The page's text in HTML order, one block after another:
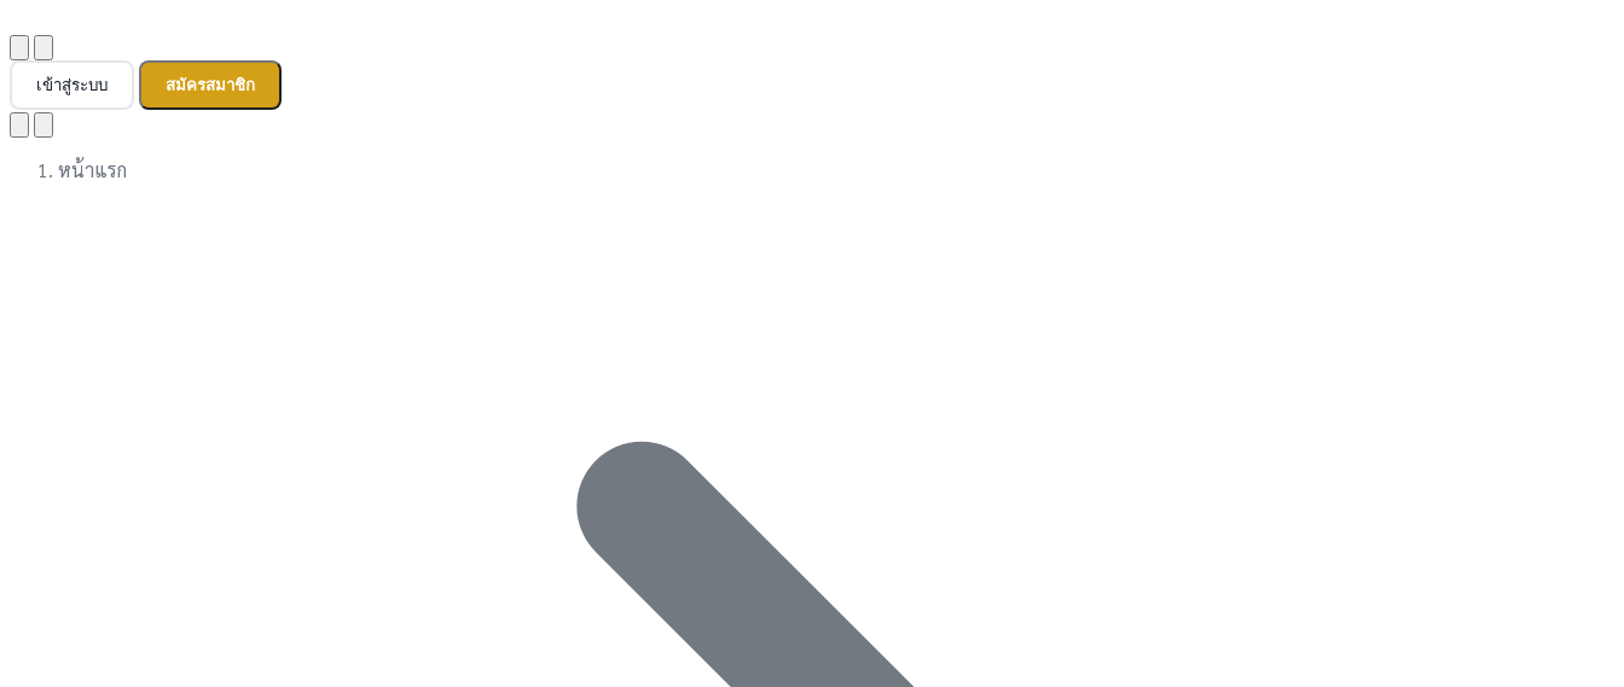
เข้าสู่ระบบ สมัครสมาชิก
หน้าแรก